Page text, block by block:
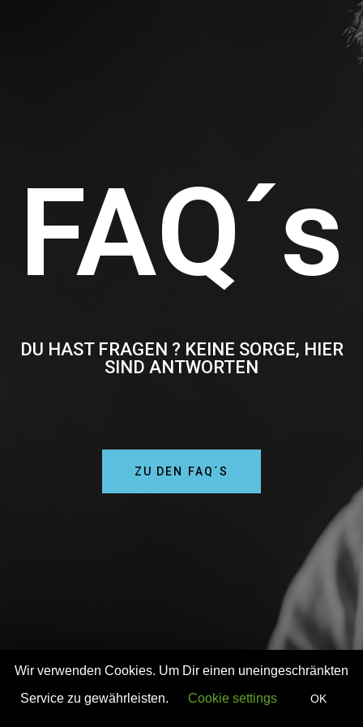
FAQ´s
DU HAST FRAGEN ? KEINE SORGE, HIER
SIND ANTWORTEN
ZU DEN FAQ´S
Wir verwenden Cookies. Um Dir einen uneingeschränkten
Service zu gewährleisten.
Cookie settings OK